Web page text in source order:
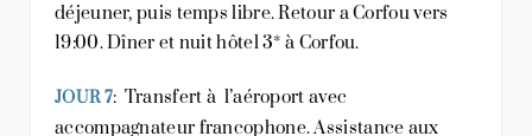
déjeuner, puis temps libre. Retour a Corfou vers
19:00. Dîner et nuit hôtel 3* à Corfou.
JOUR 7: Transfert à l’aéroport avec
accompagnateur francophone. Assistance aux